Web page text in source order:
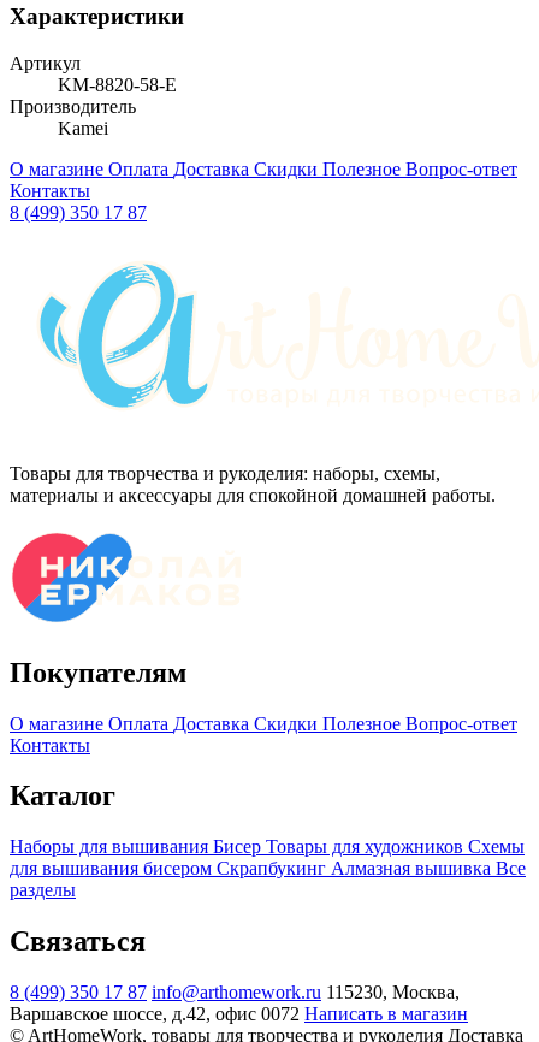
Характеристики
Артикул
KM-8820-58-E
Производитель
Kamei
О магазине Оплата Доставка Скидки Полезное Вопрос-ответ
Контакты
8 (499) 350 17 87
Товары для творчества и рукоделия: наборы, схемы,
материалы и аксессуары для спокойной домашней работы.
Покупателям
О магазине Оплата Доставка Скидки Полезное Вопрос-ответ
Контакты
Каталог
Наборы для вышивания Бисер Товары для художников Схемы
для вышивания бисером Скрапбукинг Алмазная вышивка Все
разделы
Связаться
8 (499) 350 17 87 info@arthomework.ru 115230, Москва,
Варшавское шоссе, д.42, офис 0072 Написать в магазин
© ArtHomeWork, товары для творчества и рукоделия Доставка